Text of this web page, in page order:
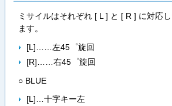
ミサイルはそれぞれ [ L ] と [ R ] に対応
ます。
[L]……左45゜旋回
[R]……右45゜旋回
○ BLUE
[L]…十字キー左